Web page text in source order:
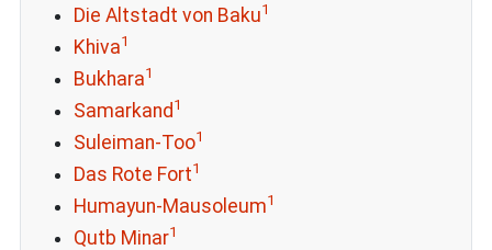
Die Altstadt von Baku1
Khiva1
Bukhara1
Samarkand 1
Suleiman-Too1
Das Rote Fort1
Humayun-Mausoleum1
Qutb Minar1